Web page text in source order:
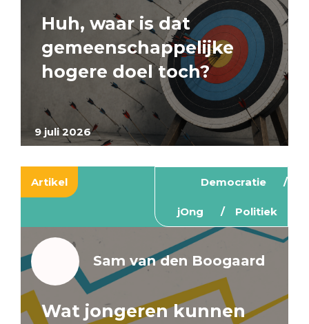
9 juli 2026
Huh, waar is dat
gemeenschappelijke
hogere doel toch?
Artikel Democratie
jOng Politiek
Sam van den Boogaard
Wat jongeren kunnen